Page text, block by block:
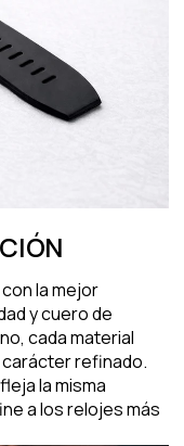
la mejor
y cuero de
cada material
refinado.
la misma
a los relojes más